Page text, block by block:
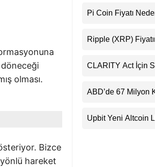
döneceği
olması.
Bizce
yönlü hareket
Pi Coin Fiyatı
Destekledi
Ripple (XRP)
Uyarı
CLARITY Act İçin
Beklentisini
ABD’de 67 Milyon
Upbit Yeni Altcoin